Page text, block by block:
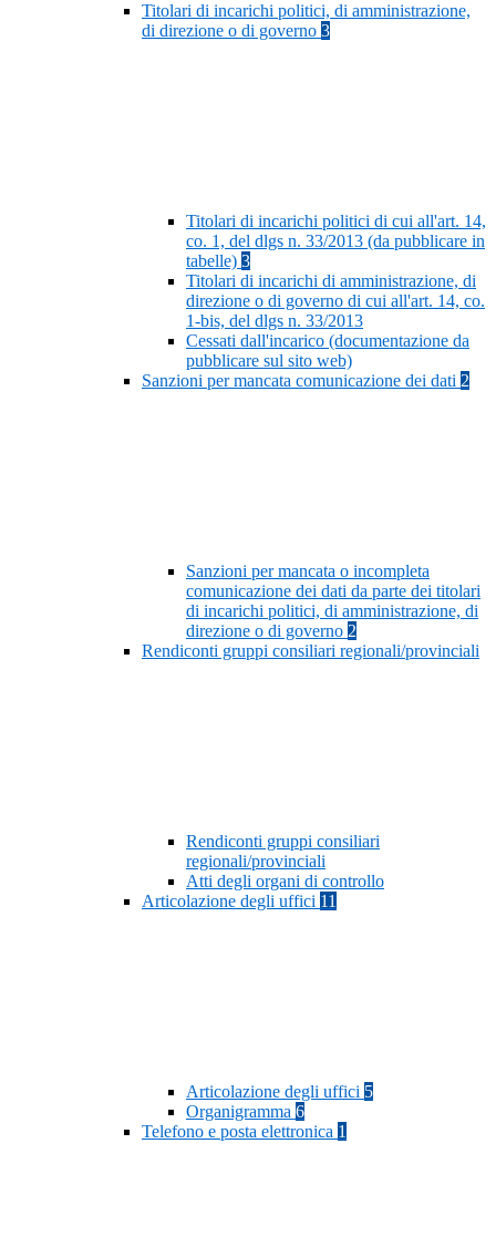
Titolari di incarichi politici, di amministrazione,
di direzione o di governo 3
Titolari di incarichi politici di cui all'art. 14,
co. 1, del dlgs n. 33/2013 (da pubblicare in
tabelle) 3
Titolari di incarichi di amministrazione, di
direzione o di governo di cui all'art. 14, co.
1-bis, del dlgs n. 33/2013
Cessati dall'incarico (documentazione da
pubblicare sul sito web)
Sanzioni per mancata comunicazione dei dati 2
Sanzioni per mancata o incompleta
comunicazione dei dati da parte dei titolari
di incarichi politici, di amministrazione, di
direzione o di governo 2
Rendiconti gruppi consiliari regionali/provinciali
Rendiconti gruppi consiliari
regionali/provinciali
Atti degli organi di controllo
Articolazione degli uffici 11
Articolazione degli uffici 5
Organigramma 6
Telefono e posta elettronica 1